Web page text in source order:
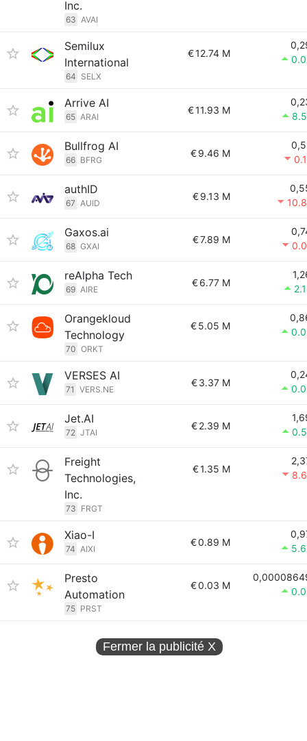
Inc.
63 AVAI
Semilux
International
64 SELX
€12.74 M
Arrive AI
65 ARAI
€11.93 M
Bullfrog AI
66 BFRG
€9.46 M
authID
67 AUID
€9.13 M
Gaxos.ai
68 GXAI
€7.89 M
reAlpha Tech
69 AIRE
€6.77 M
Orangekloud
Technology
70 ORKT
€5.05 M
VERSES AI
71 VERS.NE
€3.37 M
Jet.AI
72 JTAI
€2.39 M
Freight
Technologies,
Inc.
73 FRGT
€1.35 M
Xiao-I
74 AIXI
€0.89 M
Presto
Automation
75 PRST
€0.03 M
Fermer la publicité X